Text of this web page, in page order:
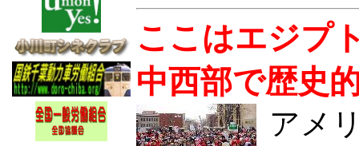
ここはエジプ
中西部で歴史
アメ